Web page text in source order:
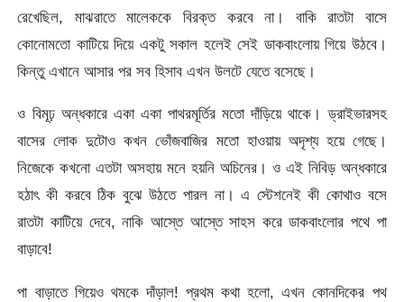
রেখেছিল, মাঝরাতে মালেককে বিরক্ত করবে না। বাকি রাতটা বাসে
কোনোমতো কাটিয়ে দিয়ে একটু সকাল হলেই সেই ডাকবাংলোয় গিয়ে উঠবে।
কিন্তু এখানে আসার পর সব হিসাব এখন উলটে যেতে বসেছে।
ও বিমূঢ় অন্ধকারে একা একা পাথরমূর্তির মতো দাঁড়িয়ে থাকে। ড্রাইভারসহ
বাসের লোক দুটোও কখন ভোঁজবাজির মতো হাওয়ায় অদৃশ্য হয়ে গেছে।
নিজেকে কখনো এতটা অসহায় মনে হয়নি অচিনের। ও এই নিবিড় অন্ধকারে
হঠাৎ কী করবে ঠিক বুঝে উঠতে পারল না। এ স্টেশনেই কী কোথাও বসে
রাতটা কাটিয়ে দেবে, নাকি আস্তে আস্তে সাহস করে ডাকবাংলোর পথে পা
বাড়াবে!
পা বাড়াতে গিয়েও থমকে দাঁড়াল! প্রথম কথা হলো, এখন কোনদিকের পথ